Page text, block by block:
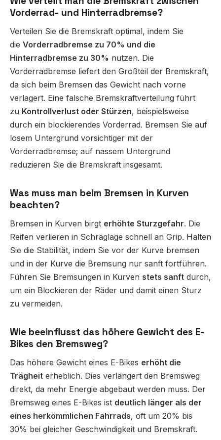
Vorderrad- und Hinterradbremse?
Verteilen Sie die Bremskraft optimal, indem Sie
die Vorderradbremse zu 70% und die
Hinterradbremse zu 30% nutzen. Die
Vorderradbremse liefert den Großteil der Bremskraft,
da sich beim Bremsen das Gewicht nach vorne
verlagert. Eine falsche Bremskraftverteilung führt
zu Kontrollverlust oder Stürzen, beispielsweise
durch ein blockierendes Vorderrad. Bremsen Sie auf
losem Untergrund vorsichtiger mit der
Vorderradbremse; auf nassem Untergrund
reduzieren Sie die Bremskraft insgesamt.
Was muss man beim Bremsen in Kurven
beachten?
Bremsen in Kurven birgt erhöhte Sturzgefahr. Die
Reifen verlieren in Schräglage schnell an Grip. Halten
Sie die Stabilität, indem Sie vor der Kurve bremsen
und in der Kurve die Bremsung nur sanft fortführen.
Führen Sie Bremsungen in Kurven stets sanft durch,
um ein Blockieren der Räder und damit einen Sturz
zu vermeiden.
Wie beeinflusst das höhere Gewicht des E-
Bikes den Bremsweg?
Das höhere Gewicht eines E-Bikes erhöht die
Trägheit erheblich. Dies verlängert den Bremsweg
direkt, da mehr Energie abgebaut werden muss. Der
Bremsweg eines E-Bikes ist deutlich länger als der
eines herkömmlichen Fahrrads, oft um 20% bis
30% bei gleicher Geschwindigkeit und Bremskraft.